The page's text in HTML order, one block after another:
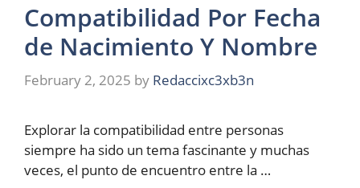
Compatibilidad Por Fecha
de Nacimiento Y Nombre
February 2, 2025 by Redaccixc3xb3n
Explorar la compatibilidad entre personas
siempre ha sido un tema fascinante y muchas
veces, el punto de encuentro entre la …